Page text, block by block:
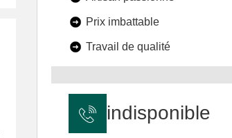
Prix imbattable
Travail de qualité
indisponible